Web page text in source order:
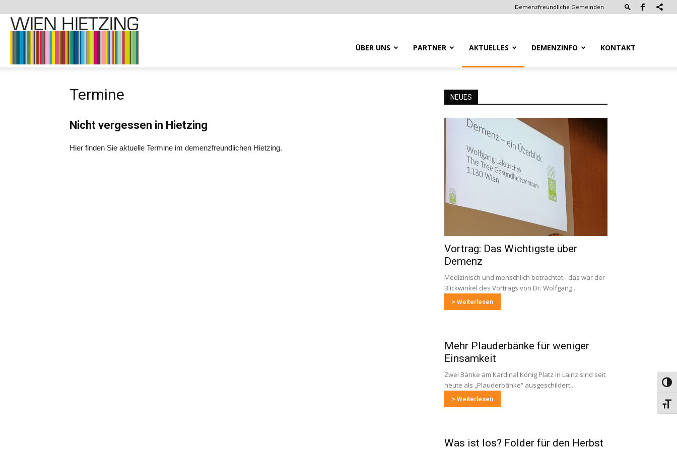
Demenzfreundliche Gemeinden
–
ÜBER UNS PARTNER AKTUELLES DEMENZINFO KONTAKT
Termine
Nicht vergessen in Hietzing
Hier finden Sie aktuelle Termine im demenzfreundlichen Hietzing.
NEUES
Vortrag: Das Wichtigste über
Demenz
Medizinisch und menschlich betrachtet - das war der
Blickwinkel des Vortrags von Dr. Wolfgang...
> Weiterlesen
Mehr Plauderbänke für weniger
Einsamkeit
Zwei Bänke am Kardinal König Platz in Lainz sind seit
heute als „Plauderbänke“ ausgeschildert...
> Weiterlesen
Was ist los? Folder für den Herbst